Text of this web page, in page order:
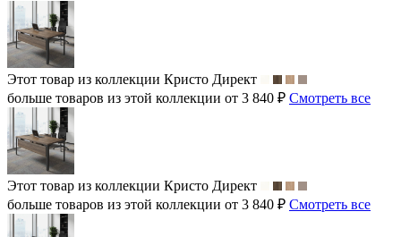
Этот товар из коллекции Кристо Директ
больше товаров из этой коллекции от 3 840 ₽ Смотреть все
Этот товар из коллекции Кристо Директ
больше товаров из этой коллекции от 3 840 ₽ Смотреть все